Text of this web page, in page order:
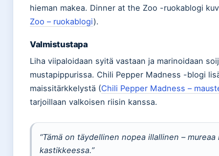
hieman makea. Dinner at the Zoo -ruokablogi
Zoo – ruokablogi).
Valmistustapa
Liha viipaloidaan syitä vastaan ja marinoidaan
mustapippurissa. Chili Pepper Madness -blogi
maissitärkkelystä (Chili Pepper Madness –
tarjoillaan valkoisen riisin kanssa.
“Tämä on täydellinen nopea illallinen –
kastikkeessa.”